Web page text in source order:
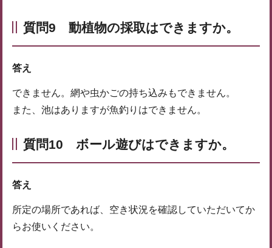
質問9 動植物の採取はできますか。
答え
できません。網や虫かごの持ち込みもできません。
また、池はありますが魚釣りはできません。
質問10 ボール遊びはできますか。
答え
所定の場所であれば、空き状況を確認していただいてか
らお使いください。